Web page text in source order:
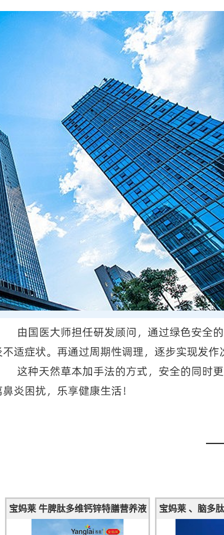
宝妈莱 牛脾肽多维钙锌特膳营养液
宝妈莱 、脑多